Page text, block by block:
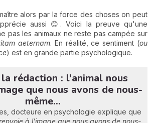
alors par la force des choses on peut
aussi 😊. Voici la preuve qu'une
pas les animaux ne reste pas campée sur
aeternam. En réalité, ce sentiment (ou
) est en grande partie psychologique.
la rédaction : l'animal nous
que nous avons de nous-
même...
docteure en psychologie explique que